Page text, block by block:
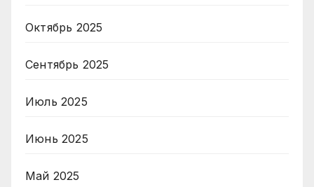
Октябрь 2025
Сентябрь 2025
Июль 2025
Июнь 2025
Май 2025